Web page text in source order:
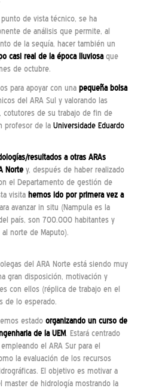
de vista técnico, se ha
de análisis que permite, al
de la sequía, hacer también un
casi real de la época lluviosaque
de octubre.
para apoyar con una pequeña bolsa
del ARA Sul y valorando las
cotutores de su trabajo de fin de
profesor de la Universidade Eduardo
resultados a otras ARAs
Nortey, después de haber realizado
el Departamento de gestión de
visita hemos ido por primera vez a
avanzar in situ (Nampula es la
país, son 700.000 habitantes y
norte de Maputo).
del ARA Norte está siendo muy
gran disposición, motivación y
con ellos (réplica de trabajo en el
de lo esperado.
estado organizando un curso de
de la UEM. Estará centrado
el ARA Sur para el
la evaluación de los recursos
El objetivo es motivar a
master de hidrología mostrando la